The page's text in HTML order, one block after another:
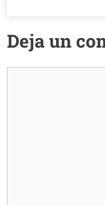
Deja un